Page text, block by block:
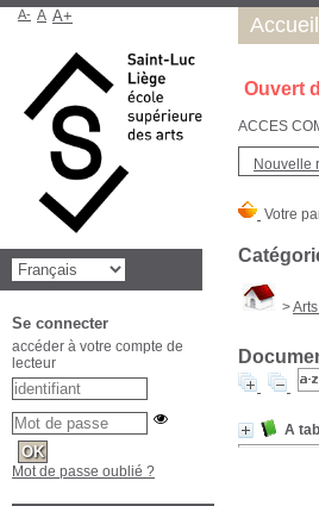
Ouvert
ACCES
Nouvelle
>
A
Accueil
A- A A+
Se connecter
accéder à votre compte de
lecteur
Mot de passe oublié ?